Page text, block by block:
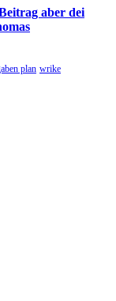
aber dei
plan wrike